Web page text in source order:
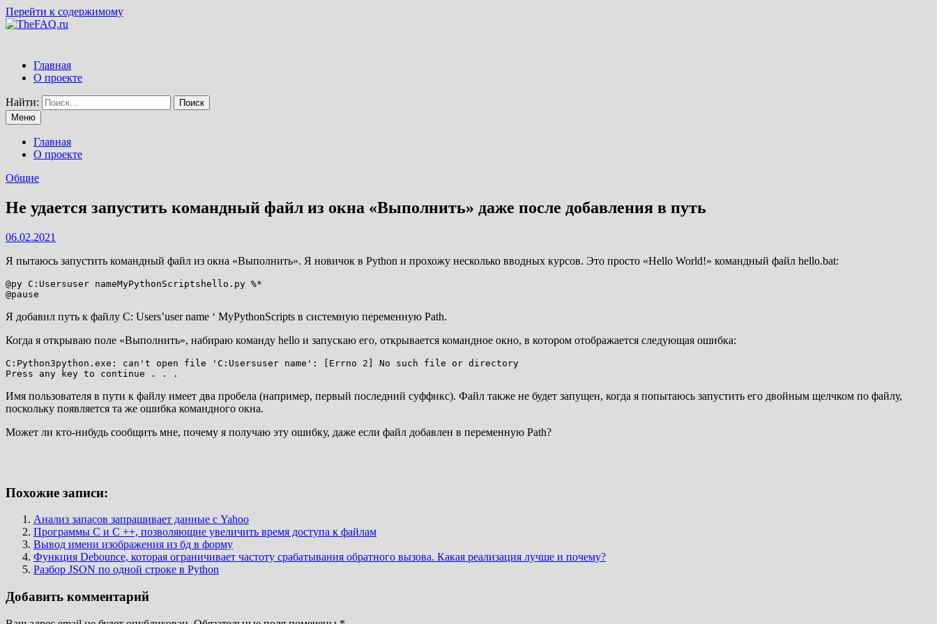
Перейти к содержимому
Главная
О проекте
Найти:
Меню
Главная
О проекте
Общие
Не удается запустить командный файл из окна «Выполнить» даже после добавления в путь
06.02.2021
Я пытаюсь запустить командный файл из окна «Выполнить». Я новичок в Python и прохожу несколько вводных курсов. Это просто «Hello World!» командный файл hello.bat:
@py C:Usersuser nameMyPythonScriptshello.py %*
Я добавил путь к файлу C: Users’user name ‘ MyPythonScripts в системную переменную Path.
Когда я открываю поле «Выполнить», набираю команду hello и запускаю его, открывается командное окно, в котором отображается следующая ошибка:
C:Python3python.exe: can't open file 'C:Usersuser name': [Errno 2] No such file or directory
Имя пользователя в пути к файлу имеет два пробела (например, первый последний суффикс). Файл также не будет запущен, когда я попытаюсь запустить его двойным щелчком по файлу,
поскольку появляется та же ошибка командного окна.
Может ли кто-нибудь сообщить мне, почему я получаю эту ошибку, даже если файл добавлен в переменную Path?
Похожие записи:
Анализ запасов запрашивает данные с Yahoo
Программы C и C ++, позволяющие увеличить время доступа к файлам
Вывод имени изображения из бд в форму
Функция Debounce, которая ограничивает частоту срабатывания обратного вызова. Какая реализация лучше и почему?
Разбор JSON по одной строке в Python
Добавить комментарий